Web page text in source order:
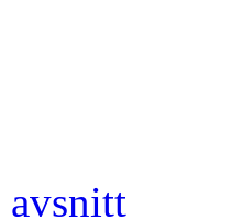
avsnitt